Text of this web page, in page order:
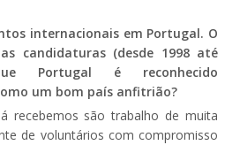
internacionais em Portugal. O
candidaturas (desde 1998 até
Portugal é reconhecido
um bom país anfitrião?
recebemos são trabalho de muita
de voluntários com compromisso